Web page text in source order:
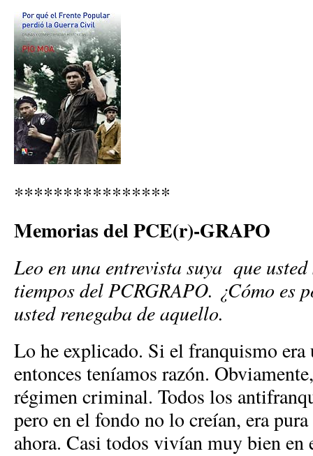
****************
Memorias del PCE(r)-GRAPO
Leo en una entrevista suya que usted
tiempos del PCRGRAPO. ¿Cómo es
usted renegaba de aquello.
Lo he explicado. Si el franquismo
entonces teníamos razón.
régimen criminal. Todos los
pero en el fondo no lo creían, era
ahora. Casi todos vivían muy bien